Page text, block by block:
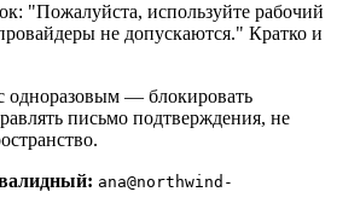
"Пожалуйста, используйте рабочий
не допускаются." Кратко и
одноразовым — блокировать
письмо подтверждения, не
ana@northwind-